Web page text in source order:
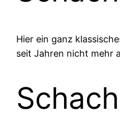
Hier ein ganz
seit Jahren nicht mehr
Schach